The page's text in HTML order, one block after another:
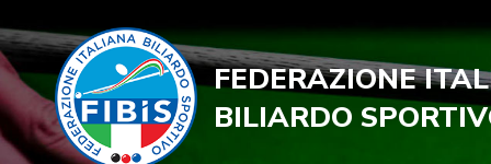
FEDERAZIONE
BILIARDO